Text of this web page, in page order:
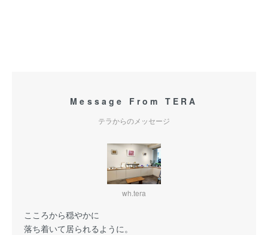
Message From TERA
テラからのメッセージ
wh.tera
こころから穏やかに
落ち着いて居られるように。